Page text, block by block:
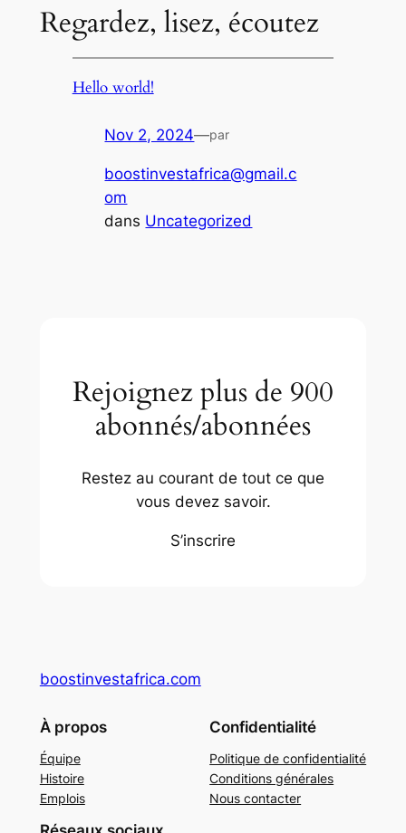
Regardez, lisez, écoutez
Hello world!
Nov 2, 2024—par
boostinvestafrica@gmail.c
om
dans Uncategorized
Rejoignez plus de 900
abonnés/abonnées
Restez au courant de tout ce que
vous devez savoir.
S’inscrire
boostinvestafrica.com
À propos
Équipe
Histoire
Emplois
Confidentialité
Politique de confidentialité
Conditions générales
Nous contacter